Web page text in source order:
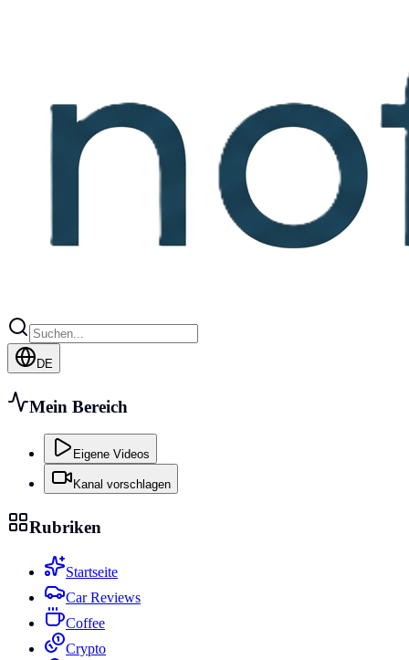
DE
Mein Bereich
Eigene Videos
Kanal vorschlagen
Rubriken
Startseite
Car Reviews
Coffee
Crypto